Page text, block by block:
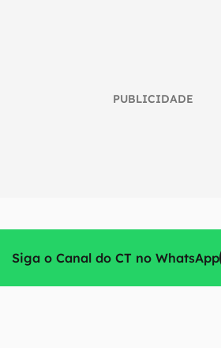
PUBLICIDADE
Siga o Canal do CT no WhatsApp